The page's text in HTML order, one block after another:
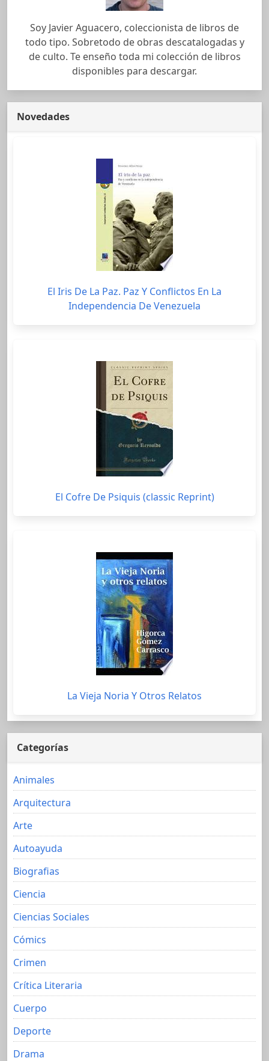
Soy Javier Aguacero, coleccionista de libros de
todo tipo. Sobretodo de obras descatalogadas y
de culto. Te enseño toda mi colección de libros
disponibles para descargar.
Novedades
El Iris De La Paz. Paz Y Conflictos En La
Independencia De Venezuela
El Cofre De Psiquis (classic Reprint)
La Vieja Noria Y Otros Relatos
Categorías
Animales
Arquitectura
Arte
Autoayuda
Biografias
Ciencia
Ciencias Sociales
Cómics
Crimen
Crítica Literaria
Cuerpo
Deporte
Drama